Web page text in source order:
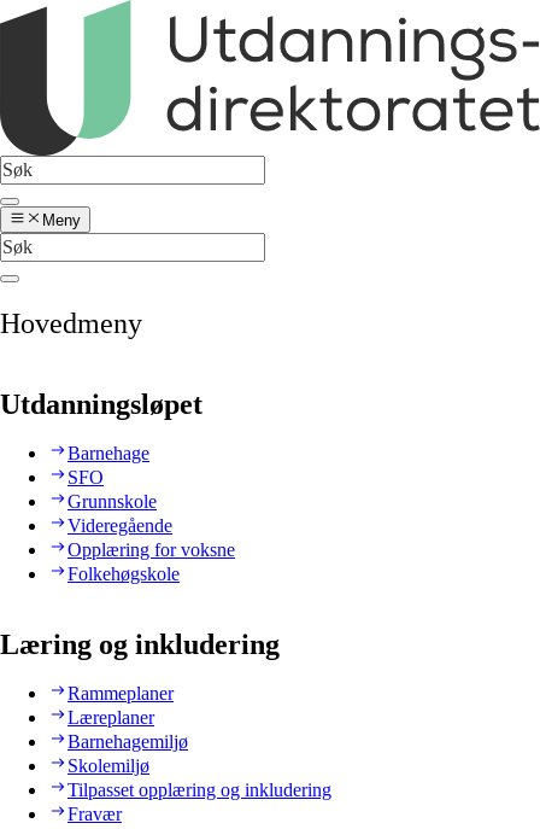
Meny
Hovedmeny
Utdanningsløpet
Barnehage
SFO
Grunnskole
Videregående
Opplæring for voksne
Folkehøgskole
Læring og inkludering
Rammeplaner
Læreplaner
Barnehagemiljø
Skolemiljø
Tilpasset opplæring og inkludering
Fravær